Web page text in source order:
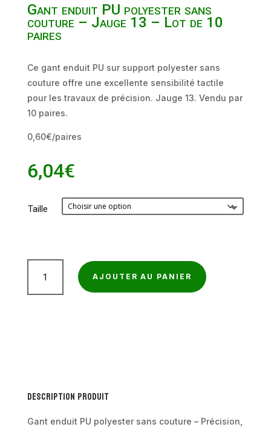
Gant enduit PU polyester sans
couture – Jauge 13 – Lot de 10
paires
Ce gant enduit PU sur support polyester sans
couture offre une excellente sensibilité tactile
pour les travaux de précision. Jauge 13. Vendu par
10 paires.
0,60€/paires
6,04€
Taille
–
Jauge
AJOUTER AU PANIER
Description produit
Gant enduit PU polyester sans couture – Précision,